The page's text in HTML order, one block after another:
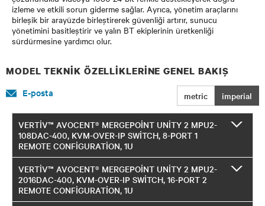
izleme ve etkili sorun giderme sağlar. Ayrıca, yönetim araçlarını
birleşik bir arayüzde birleştirerek güvenliği artırır, sunucu
yönetimini basitleştirir ve yalın BT ekiplerinin üretkenliği
sürdürmesine yardımcı olur.
MODEL TEKNIK ÖZELLIKLERINE GENEL BAKIŞ
metric imperial
E-posta
VERTIV™ AVOCENT® MERGEPOINT UNITY 2 MPU2-
108DAC-400, KVM-OVER-IP SWITCH, 8-PORT 1
REMOTE CONFIGURATION, 1U
VERTIV™ AVOCENT® MERGEPOINT UNITY 2 MPU2-
2016DAC-400, KVM-OVER-IP SWITCH, 16-PORT 2
REMOTE CONFIGURATION, 1U